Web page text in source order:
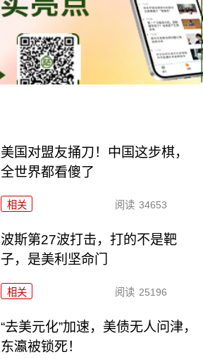
美国对盟友捅刀！中国这步棋，
全世界都看傻了
相关 阅读 34653
波斯第27波打击，打的不是靶
子，是美利坚命门
相关 阅读 25196
“去美元化”加速，美债无人问津，
东瀛被锁死！